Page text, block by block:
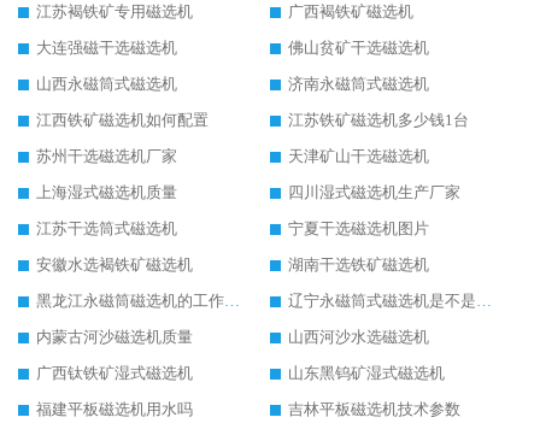
江苏褐铁矿专用磁选机
广西褐铁矿磁选机
大连强磁干选磁选机
佛山贫矿干选磁选机
山西永磁筒式磁选机
济南永磁筒式磁选机
江西铁矿磁选机如何配置
江苏铁矿磁选机多少钱1台
苏州干选磁选机厂家
天津矿山干选磁选机
上海湿式磁选机质量
四川湿式磁选机生产厂家
江苏干选筒式磁选机
宁夏干选磁选机图片
安徽水选褐铁矿磁选机
湖南干选铁矿磁选机
黑龙江永磁筒磁选机的工作原理
辽宁永磁筒式磁选机是不是强磁
内蒙古河沙磁选机质量
山西河沙水选磁选机
广西钛铁矿湿式磁选机
山东黑钨矿湿式磁选机
福建平板磁选机用水吗
吉林平板磁选机技术参数